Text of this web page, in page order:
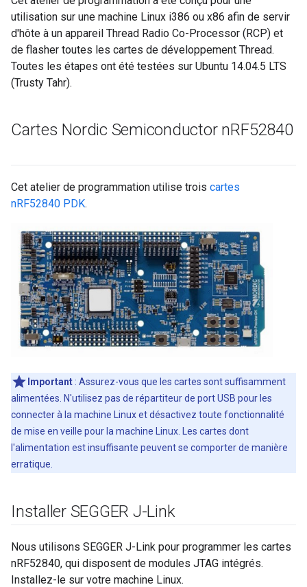
utilisation sur une machine Linux i386 ou x86 afin de servir
d'hôte à un appareil Thread Radio Co-Processor (RCP) et
de flasher toutes les cartes de développement Thread.
Toutes les étapes ont été testées sur Ubuntu 14.04.5 LTS
(Trusty Tahr).
Cartes Nordic Semiconductor nRF52840
Cet atelier de programmation utilise trois cartes
nRF52840 PDK.
Important : Assurez-vous que les cartes sont suffisamment
alimentées. N'utilisez pas de répartiteur de port USB pour les
connecter à la machine Linux et désactivez toute fonctionnalité
de mise en veille pour la machine Linux. Les cartes dont
l'alimentation est insuffisante peuvent se comporter de manière
erratique.
Installer SEGGER J-Link
Nous utilisons SEGGER J-Link pour programmer les cartes
nRF52840, qui disposent de modules JTAG intégrés.
Installez-le sur votre machine Linux.